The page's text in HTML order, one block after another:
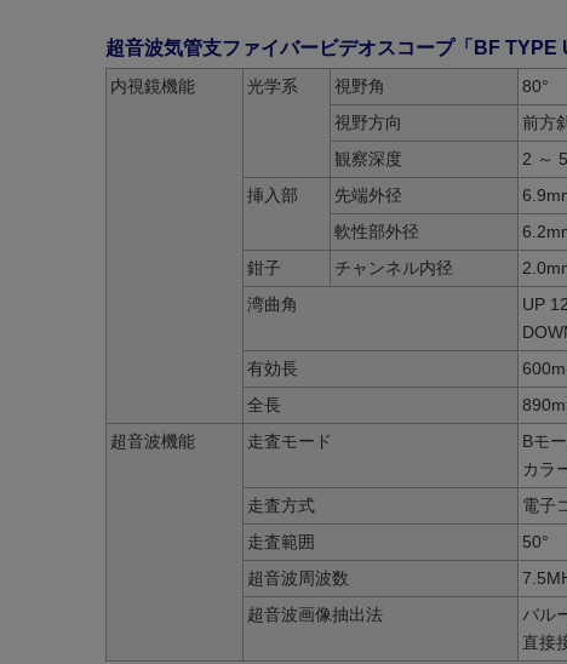
超音波気管支ファイバービデオスコープ「BF TYPE
内視鏡機能 光学系 視野角
80°
視野方向
前方
観察深度
2 ～
挿入部
先端外径
軟性部外径
鉗子
チャンネル内径
湾曲角
UP
有効長
全長
超音波機能
走査モード
Bモ
カラ
走査方式
電子
走査範囲
50°
超音波周波数
超音波画像抽出法
バル
直接